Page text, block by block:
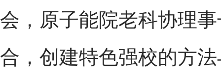
会，原子能院老科协理
合，创建特色强校的方